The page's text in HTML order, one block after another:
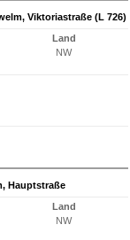
Viktoriastraße (L 726)
Land
NW
Hauptstraße
Land
NW